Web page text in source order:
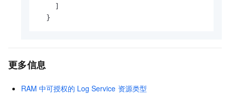
    ]
  }
更多信息
RAM 中可授权的 Log Service 资源类型